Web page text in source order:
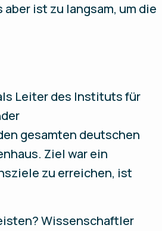
ist zu langsam, um die
Leiter des Instituts für
gesamten deutschen
Ziel war ein
zu erreichen, ist
Wissenschaftler